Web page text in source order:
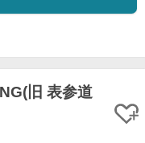
旧 表参道